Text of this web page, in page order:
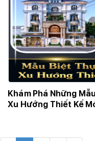
Khám Phá Những
Xu Hướng Thiết Kế